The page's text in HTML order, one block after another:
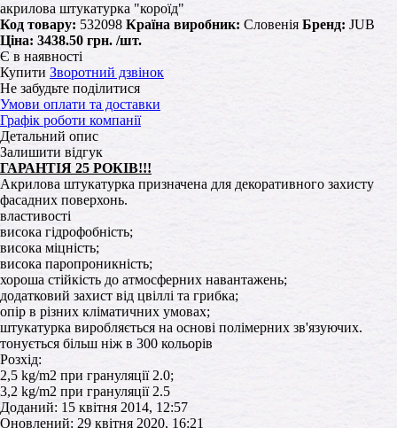
акрилова штукатурка "короїд"
Код товару: 532098 Країна виробник: Словенія Бренд: JUB
Ціна: 3438.50 грн. /шт.
Є в наявності
Купити Зворотний дзвінок
Не забудьте поділитися
Умови оплати та доставки
Графік роботи компанії
Детальний опис
Залишити відгук
ГАРАНТІЯ 25 РОКІВ!!!
Акрилова штукатурка призначена для декоративного захисту
фасадних поверхонь.
властивості
висока гідрофобність;
висока міцність;
висока паропроникність;
хороша стійкість до атмосферних навантажень;
додатковий захист від цвіллі та грибка;
опір в різних кліматичних умовах;
штукатурка виробляється на основі полімерних зв'язуючих.
тонується більш ніж в 300 кольорів
Розхід:
2,5 kg/m2 при грануляції 2.0;
3,2 kg/m2 при грануляції 2.5
Доданий: 15 квітня 2014, 12:57
Оновлений: 29 квітня 2020, 16:21